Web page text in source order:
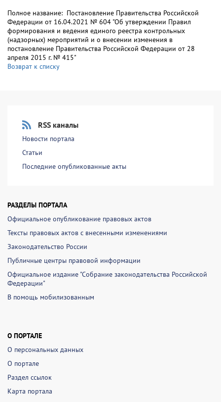
Полное название: Постановление Правительства Российской
Федерации от 16.04.2021 № 604 "Об утверждении Правил
формирования и ведения единого реестра контрольных
(надзорных) мероприятий и о внесении изменения в
постановление Правительства Российской Федерации от 28
апреля 2015 г. № 415"
Возврат к списку
RSS каналы
Новости портала
Статьи
Последние опубликованные акты
РАЗДЕЛЫ ПОРТАЛА
Официальное опубликование правовых актов
Тексты правовых актов с внесенными изменениями
Законодательство России
Публичные центры правовой информации
Официальное издание "Собрание законодательства Российской
Федерации"
В помощь мобилизованным
О ПОРТАЛЕ
О персональных данных
О портале
Раздел ссылок
Карта портала